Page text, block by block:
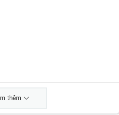
thêm